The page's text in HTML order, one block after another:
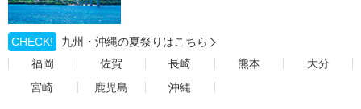
CHECK!
九州・沖縄の夏祭りはこちら
福岡
佐賀 長崎 熊本
大分
宮崎
鹿児島 沖縄